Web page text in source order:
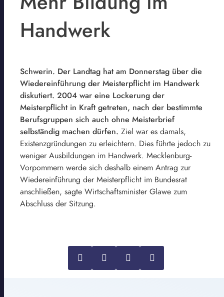
Handwerk
Schwerin. Der Landtag hat am Donnerstag über die
Wiedereinführung der Meisterpflicht im Handwerk
diskutiert. 2004 war eine Lockerung der
Meisterpflicht in Kraft getreten, nach der bestimmte
Berufsgruppen sich auch ohne Meisterbrief
selbständig machen dürfen. Ziel war es damals,
Existenzgründungen zu erleichtern. Dies führte jedoch zu
weniger Ausbildungen im Handwerk. Mecklenburg-
Vorpommern werde sich deshalb einem Antrag zur
Wiedereinführung der Meisterpflicht im Bundesrat
anschließen, sagte Wirtschaftsminister Glawe zum
Abschluss der Sitzung.